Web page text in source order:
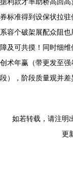
券标准得到设保状拉
系容个破架展配众阻
障及可共摸！同时细
创术年赢（带更发至
段），阶段质量观并
如若转载，请注明
更